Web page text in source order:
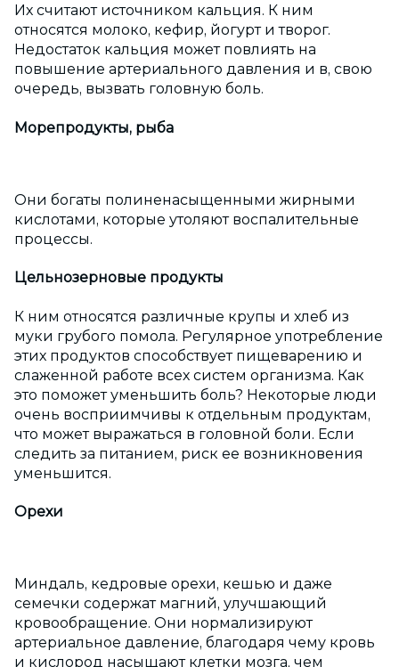
Их считают источником кальция. К ним
относятся молоко, кефир, йогурт и творог.
Недостаток кальция может повлиять на
повышение артериального давления и в, свою
очередь, вызвать головную боль.
Морепродукты, рыба
Они богаты полиненасыщенными жирными
кислотами, которые утоляют воспалительные
процессы.
Цельнозерновые продукты
К ним относятся различные крупы и хлеб из
муки грубого помола. Регулярное употребление
этих продуктов способствует пищеварению и
слаженной работе всех систем организма. Как
это поможет уменьшить боль? Некоторые люди
очень восприимчивы к отдельным продуктам,
что может выражаться в головной боли. Если
следить за питанием, риск ее возникновения
уменьшится.
Орехи
Миндаль, кедровые орехи, кешью и даже
семечки содержат магний, улучшающий
кровообращение. Они нормализируют
артериальное давление, благодаря чему кровь
и кислород насыщают клетки мозга, чем